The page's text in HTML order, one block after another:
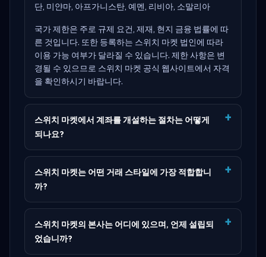
단, 미얀마, 아프가니스탄, 예멘, 리비아, 소말리아
국가 제한은 주로 규제 요건, 제재, 현지 금융 법률에 따
른 것입니다. 또한 등록하는 스위치 마켓 법인에 따라
이용 가능 여부가 달라질 수 있습니다. 제한 사항은 변
경될 수 있으므로 스위치 마켓 공식 웹사이트에서 자격
을 확인하시기 바랍니다.
스위치 마켓에서 계좌를 개설하는 절차는 어떻게
되나요?
스위치 마켓는 어떤 거래 스타일에 가장 적합합니
까?
스위치 마켓의 본사는 어디에 있으며, 언제 설립되
었습니까?